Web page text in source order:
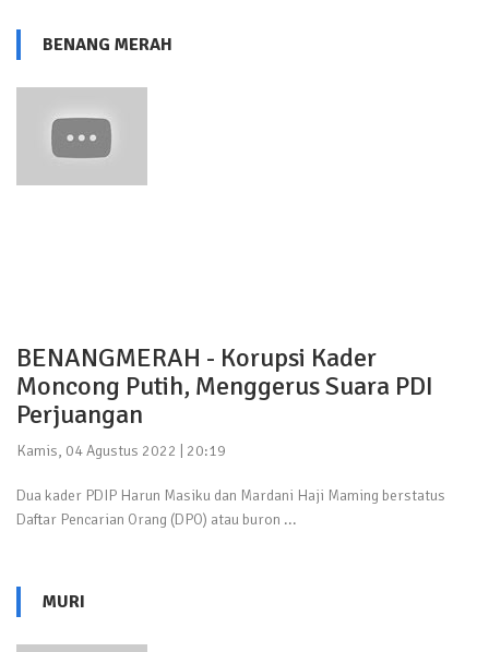
BENANG MERAH
BENANGMERAH - Korupsi Kader
Moncong Putih, Menggerus Suara PDI
Perjuangan
Kamis, 04 Agustus 2022 | 20:19
Dua kader PDIP Harun Masiku dan Mardani Haji Maming berstatus
Daftar Pencarian Orang (DPO) atau buron ...
MURI